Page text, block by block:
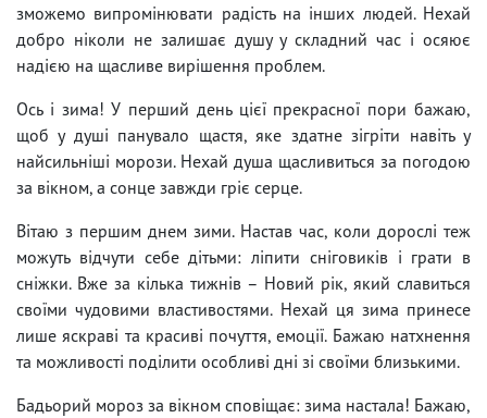
зможемо випромінювати радість на інших людей. Нехай
добро ніколи не залишає душу у складний час і осяює
надією на щасливе вирішення проблем.
Ось і зима! У перший день цієї прекрасної пори бажаю,
щоб у душі панувало щастя, яке здатне зігріти навіть у
найсильніші морози. Нехай душа щасливиться за погодою
за вікном, а сонце завжди гріє серце.
Вітаю з першим днем ​​зими. Настав час, коли дорослі теж
можуть відчути себе дітьми: ліпити сніговиків і грати в
сніжки. Вже за кілька тижнів – Новий рік, який славиться
своїми чудовими властивостями. Нехай ця зима принесе
лише яскраві та красиві почуття, емоції. Бажаю натхнення
та можливості поділити особливі дні зі своїми близькими.
Бадьорий мороз за вікном сповіщає: зима настала! Бажаю,